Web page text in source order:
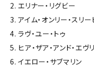
2. エリナー・リグビー
3. アイム・オンリー・スリ
4. ラヴ・ユー・トゥ
5. ヒア・ザア・アンド・エヴ
6. イエロー・サブマリン